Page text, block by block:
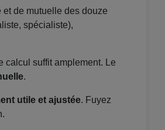
de mutuelle des douze
spécialiste),
calcul suffit amplement. Le
.
utile et ajustée. Fuyez